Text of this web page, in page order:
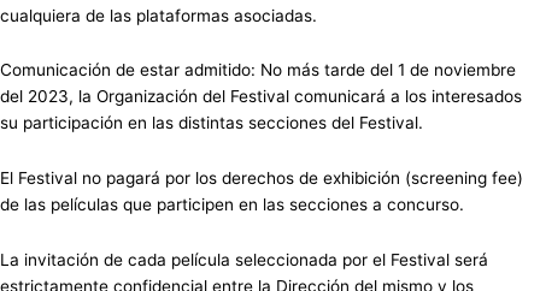
cualquiera de las plataformas asociadas.
Comunicación de estar admitido: No más tarde del 1 de noviembre
del 2023, la Organización del Festival comunicará a los interesados
su participación en las distintas secciones del Festival.
El Festival no pagará por los derechos de exhibición (screening fee)
de las películas que participen en las secciones a concurso.
La invitación de cada película seleccionada por el Festival será
estrictamente confidencial entre la Dirección del mismo y los